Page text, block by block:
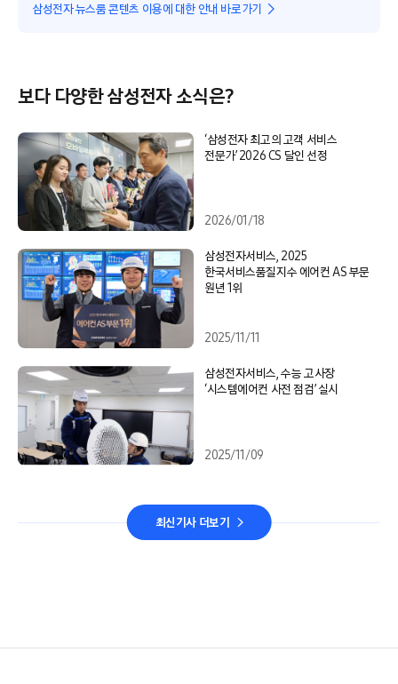
삼성전자 뉴스룸 콘텐츠 이용에 대한 안내 바로가기
보다 다양한 삼성전자 소식은?
‘삼성전자 최고의 고객 서비스
전문가’ 2026 CS 달인 선정
2026/01/18
삼성전자서비스, 2025
한국서비스품질지수 에어컨 AS 부문
원년 1위
2025/11/11
삼성전자서비스, 수능 고사장
‘시스템에어컨 사전 점검’ 실시
2025/11/09
최신기사 더보기